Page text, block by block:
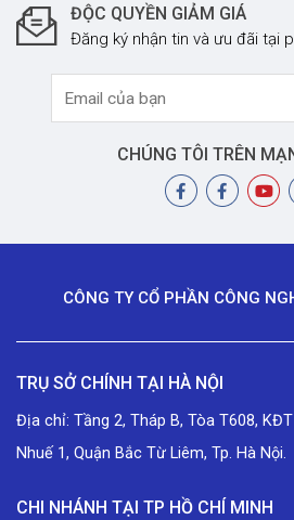
ĐỘC QUYỀN GIẢM GIÁ
Đăng ký nhận tin và ưu đãi tại
CHÚNG TÔI TRÊN
CÔNG TY CỔ PHẦN CÔNG
TRỤ SỞ CHÍNH TẠI HÀ NỘI
Địa chỉ: Tầng 2, Tháp B, Tòa T608,
Nhuế 1, Quận Bắc Từ Liêm, Tp. Hà Nội.
CHI NHÁNH TẠI TP HỒ CHÍ MINH